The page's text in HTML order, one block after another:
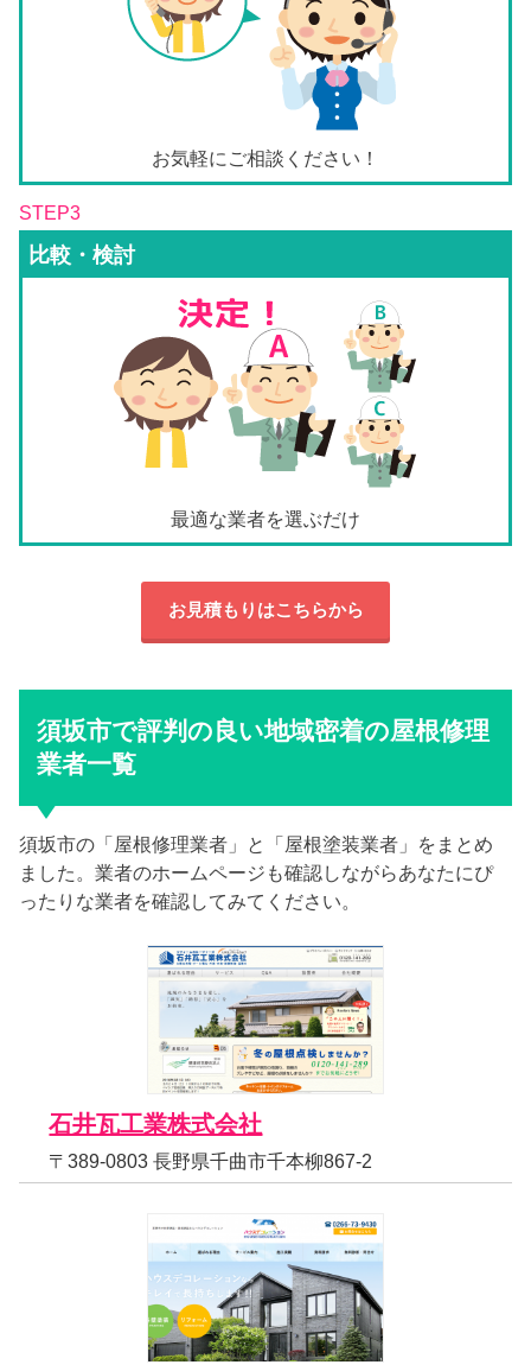
お気軽にご相談ください！
STEP3
比較・検討
最適な業者を選ぶだけ
お見積もりはこちらから
須坂市で評判の良い地域密着の屋根修理
業者一覧
須坂市の「屋根修理業者」と「屋根塗装業者」をまとめ
ました。業者のホームページも確認しながらあなたにぴ
ったりな業者を確認してみてください。
石井瓦工業株式会社
〒389-0803 長野県千曲市千本柳867-2